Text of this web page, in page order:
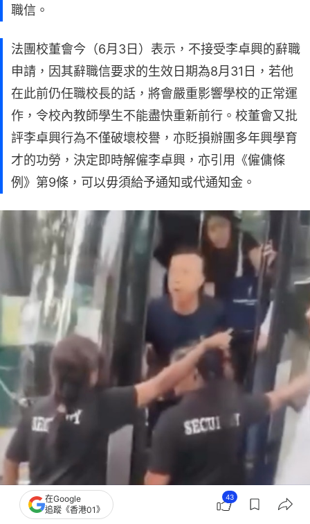
職信。
法團校董會今（6月3日）表示，不接受李卓興的辭職
申請，因其辭職信要求的生效日期為8月31日，若他
在此前仍任職校長的話，將會嚴重影響學校的正常運
作，令校內教師學生不能盡快重新前行。校董會又批
評李卓興行為不僅破壞校譽，亦貶損辦團多年興學育
才的功勞，決定即時解僱李卓興，亦引用《僱傭條
例》第9條，可以毋須給予通知或代通知金。
在Google
追蹤《香港01》
43